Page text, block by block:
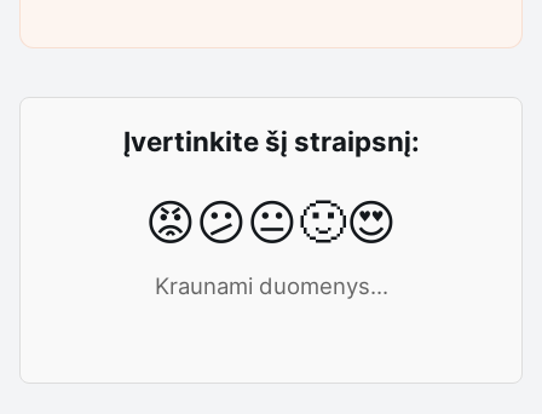
Įvertinkite šį straipsnį:
😡😕😐🙂😍
Kraunami duomenys...